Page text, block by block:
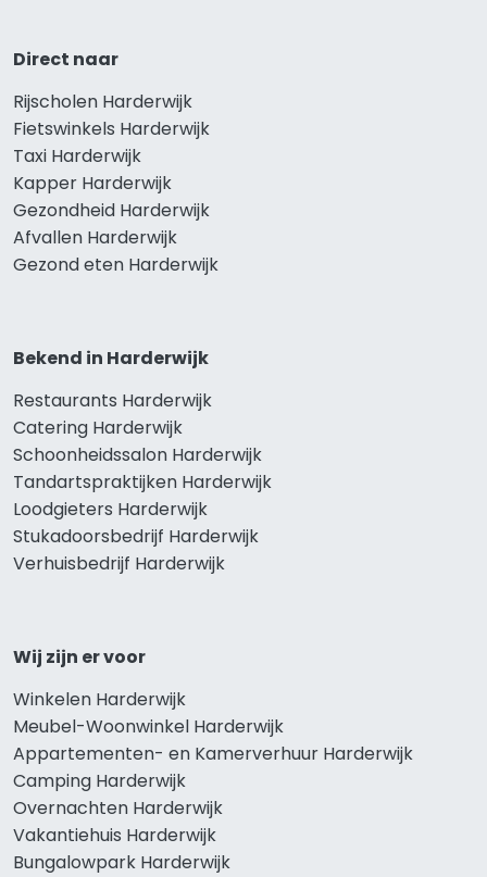
Direct naar
Rijscholen Harderwijk
Fietswinkels Harderwijk
Taxi Harderwijk
Kapper Harderwijk
Gezondheid Harderwijk
Afvallen Harderwijk
Gezond eten Harderwijk
Bekend in Harderwijk
Restaurants Harderwijk
Catering Harderwijk
Schoonheidssalon Harderwijk
Tandartspraktijken Harderwijk
Loodgieters Harderwijk
Stukadoorsbedrijf Harderwijk
Verhuisbedrijf Harderwijk
Wij zijn er voor
Winkelen Harderwijk
Meubel-Woonwinkel Harderwijk
Appartementen- en Kamerverhuur Harderwijk
Camping Harderwijk
Overnachten Harderwijk
Vakantiehuis Harderwijk
Bungalowpark Harderwijk